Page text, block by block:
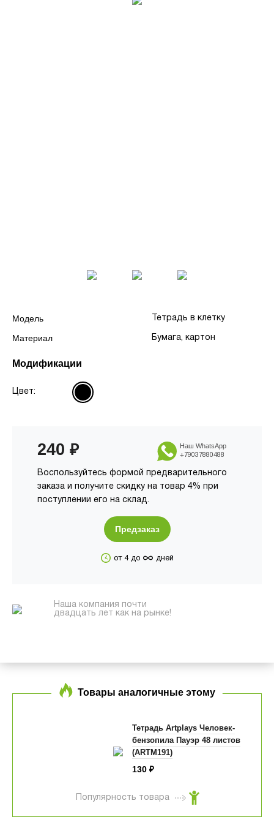
Модель Тетрадь в клетку
Материал Бумага, картон
Модификации
Цвет:
240 ₽
Воспользуйтесь формой предварительного
заказа и получите скидку на товар 4% при
поступлении его на склад.
Наш WhatsApp
+79037880488
Предзаказ
от 4 до ∞ дней
Наша компания почти
двадцать лет как на рынке!
Товары аналогичные этому
Тетрадь Artplays Человек-
бензопила Пауэр 48 листов
(ARTM191)
130 ₽
Популярность товара